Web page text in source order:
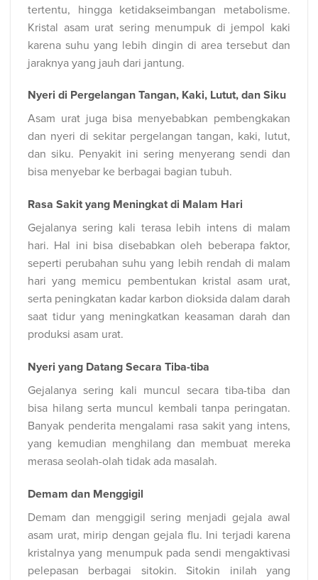
tertentu, hingga ketidakseimbangan metabolisme.
Kristal asam urat sering menumpuk di jempol kaki
karena suhu yang lebih dingin di area tersebut dan
jaraknya yang jauh dari jantung.
Nyeri di Pergelangan Tangan, Kaki, Lutut, dan Siku
Asam urat juga bisa menyebabkan pembengkakan
dan nyeri di sekitar pergelangan tangan, kaki, lutut,
dan siku. Penyakit ini sering menyerang sendi dan
bisa menyebar ke berbagai bagian tubuh.
Rasa Sakit yang Meningkat di Malam Hari
Gejalanya sering kali terasa lebih intens di malam
hari. Hal ini bisa disebabkan oleh beberapa faktor,
seperti perubahan suhu yang lebih rendah di malam
hari yang memicu pembentukan kristal asam urat,
serta peningkatan kadar karbon dioksida dalam darah
saat tidur yang meningkatkan keasaman darah dan
produksi asam urat.
Nyeri yang Datang Secara Tiba-tiba
Gejalanya sering kali muncul secara tiba-tiba dan
bisa hilang serta muncul kembali tanpa peringatan.
Banyak penderita mengalami rasa sakit yang intens,
yang kemudian menghilang dan membuat mereka
merasa seolah-olah tidak ada masalah.
Demam dan Menggigil
Demam dan menggigil sering menjadi gejala awal
asam urat, mirip dengan gejala flu. Ini terjadi karena
kristalnya yang menumpuk pada sendi mengaktivasi
pelepasan berbagai sitokin. Sitokin inilah yang